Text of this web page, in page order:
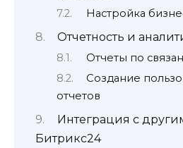
Настройка
Отчетность и
Отчеты по
Создание
отчетов
Интеграция с
Битрикс24